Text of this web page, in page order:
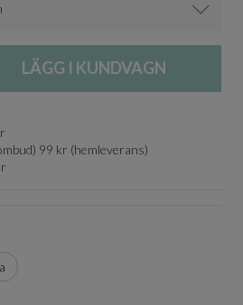
LÄGG I KUNDVAGN
99 kr (hemleverans)